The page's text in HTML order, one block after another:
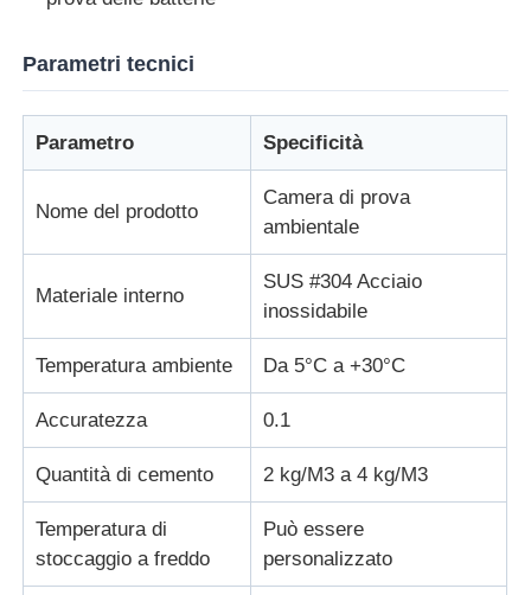
macchina per prove su tessuti
Regolatore di umidità e di temperatura
tester di durezza
Parametri tecnici
Parametro Specificità
Nome del prodotto
Camera di prova
ambientale
Materiale interno
SUS #304 Acciaio
inossidabile
Temperatura ambiente Da 5°C a +30°C
Accuratezza 0.1
Quantità di cemento 2 kg/M3 a 4 kg/M3
Temperatura di
stoccaggio a freddo
Può essere
personalizzato